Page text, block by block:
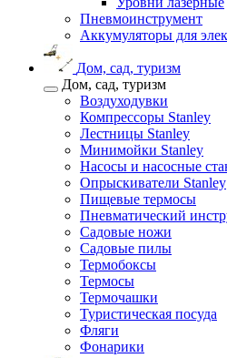
Пневмоинструмент
Аккумуляторы для
Дом, сад, туризм
Дом, сад, туризм
Воздуходувки
Компрессоры Stanley
Лестницы Stanley
Минимойки Stanley
Насосы и насосные
Опрыскиватели Stanley
Пищевые термосы
Пневматический
Садовые ножи
Садовые пилы
Термобоксы
Термосы
Термочашки
Туристическая посуда
Фляги
Фонарики